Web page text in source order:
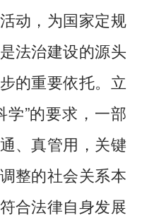
动，为国家定规
法治建设的源头
的重要依托。立
学”的要求，一部
、真管用，关键
整的社会关系本
合法律自身发展